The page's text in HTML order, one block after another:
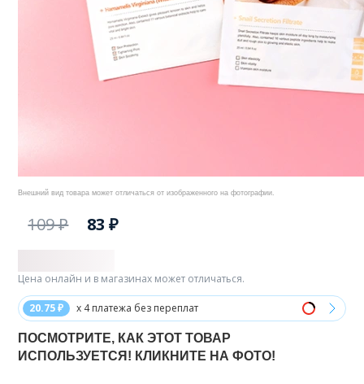
Внешний вид товара может отличаться от изображенного на фотографии.
109 ₽ 83 ₽
20.75 ₽ x 4 платежа без переплат
Цена онлайн и в магазинах может отличаться.
ПОСМОТРИТЕ, КАК ЭТОТ ТОВАР
ИСПОЛЬЗУЕТСЯ! КЛИКНИТЕ НА ФОТО!